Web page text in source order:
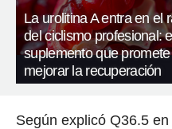
La urolitina A entra en el
del ciclismo profesional:
suplemento que promete
mejorar la recuperación
Según explicó Q36.5